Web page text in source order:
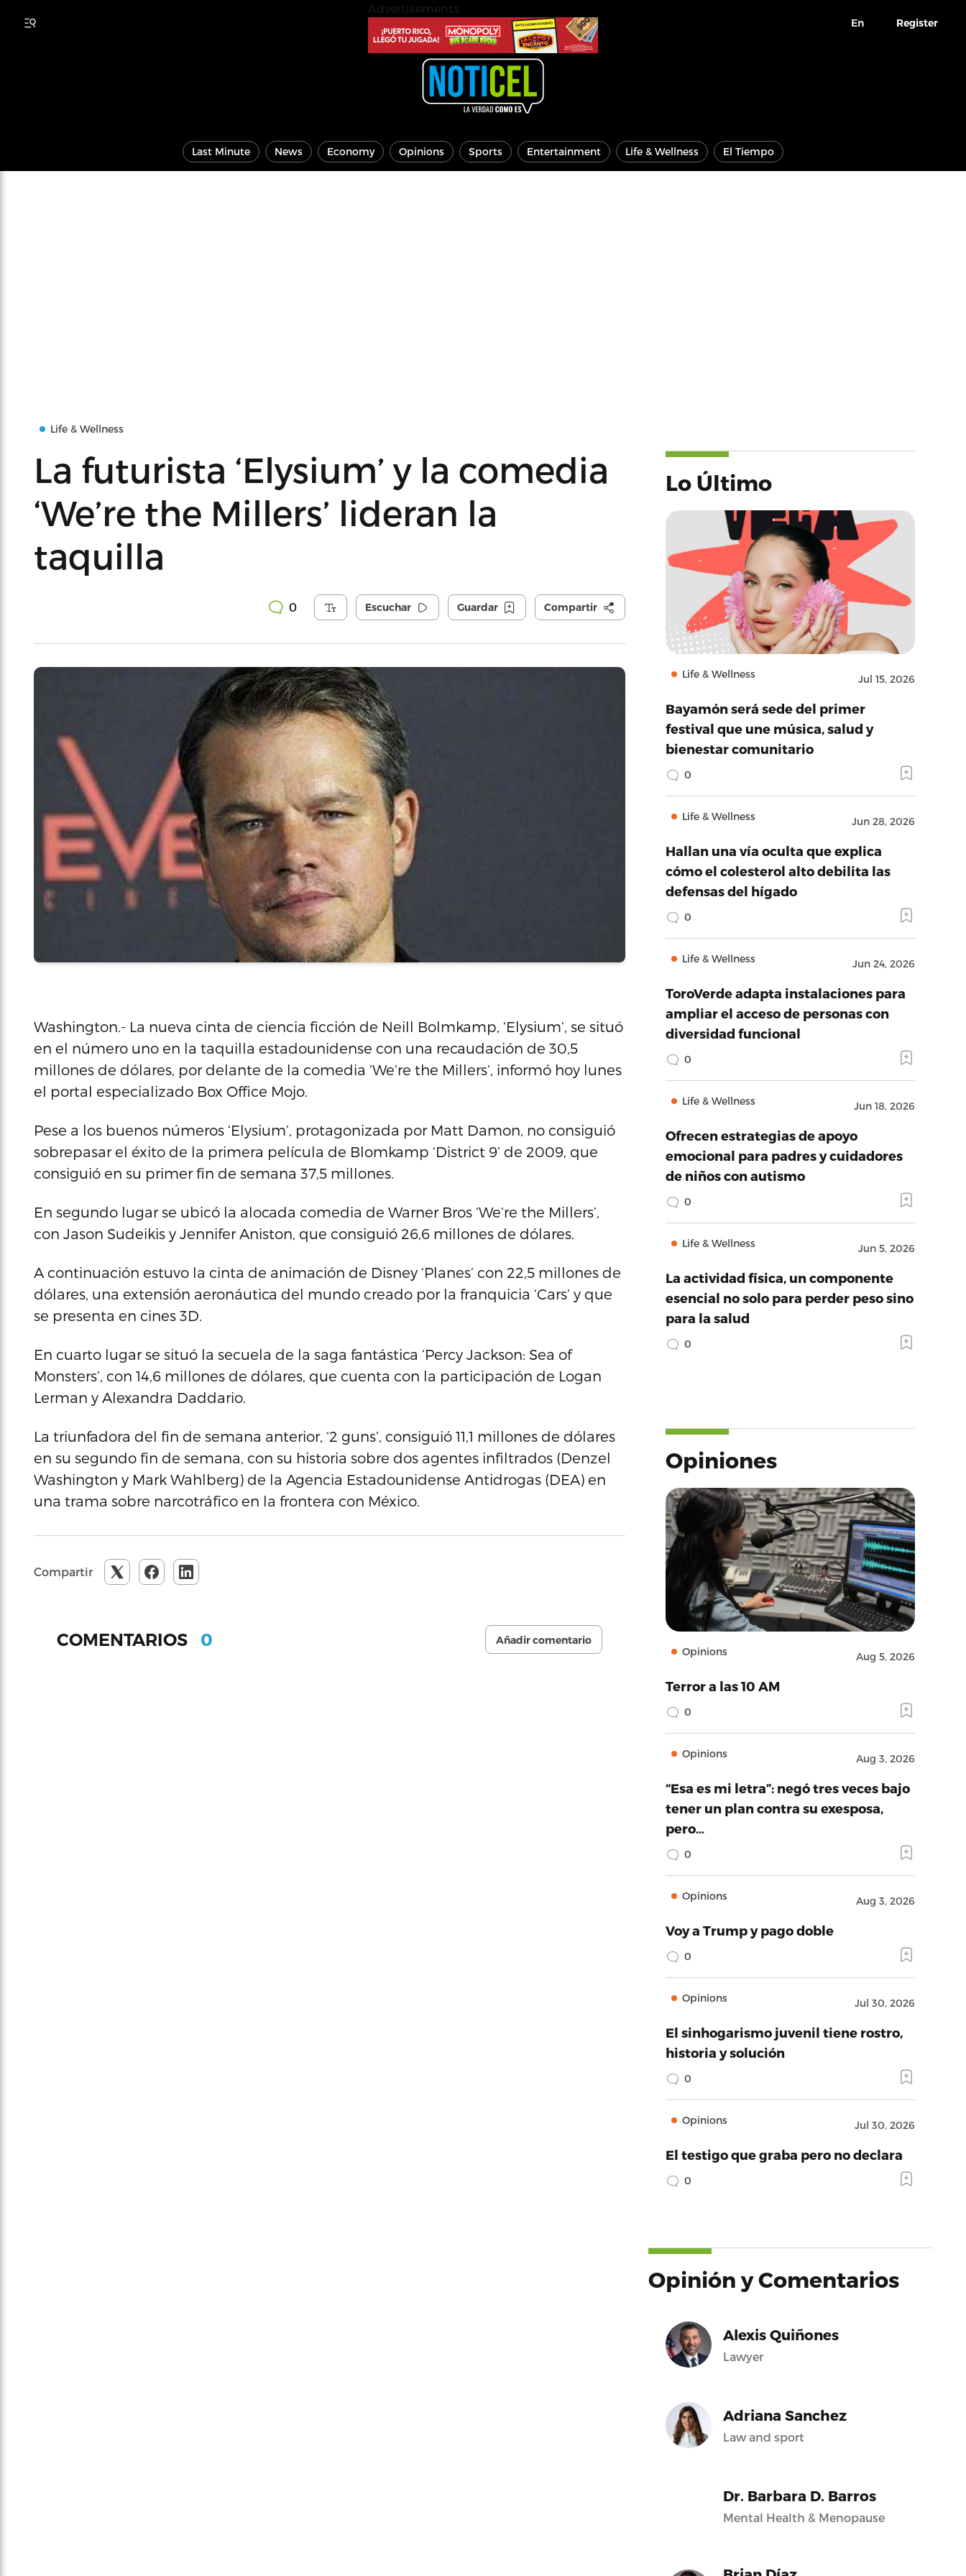
En Register
Last Minute News Economy Opinions Sports Entertainment Life & Wellness El Tiempo
Life & Wellness
La futurista ‘Elysium’ y la comedia
‘We’re the Millers’ lideran la
taquilla
0 Escuchar Guardar Compartir
Washington.- La nueva cinta de ciencia ficción de Neill Bolmkamp, ‘Elysium’, se situó
en el número uno en la taquilla estadounidense con una recaudación de 30,5
millones de dólares, por delante de la comedia ‘We’re the Millers’, informó hoy lunes
el portal especializado Box Office Mojo.
Pese a los buenos números ‘Elysium’, protagonizada por Matt Damon, no consiguió
sobrepasar el éxito de la primera película de Blomkamp ‘District 9’ de 2009, que
consiguió en su primer fin de semana 37,5 millones.
En segundo lugar se ubicó la alocada comedia de Warner Bros ‘We’re the Millers’,
con Jason Sudeikis y Jennifer Aniston, que consiguió 26,6 millones de dólares.
A continuación estuvo la cinta de animación de Disney ‘Planes’ con 22,5 millones de
dólares, una extensión aeronáutica del mundo creado por la franquicia ‘Cars’ y que
se presenta en cines 3D.
En cuarto lugar se situó la secuela de la saga fantástica ‘Percy Jackson: Sea of
Monsters’, con 14,6 millones de dólares, que cuenta con la participación de Logan
Lerman y Alexandra Daddario.
La triunfadora del fin de semana anterior, ‘2 guns’, consiguió 11,1 millones de dólares
en su segundo fin de semana, con su historia sobre dos agentes infiltrados (Denzel
Washington y Mark Wahlberg) de la Agencia Estadounidense Antidrogas (DEA) en
una trama sobre narcotráfico en la frontera con México.
Compartir
COMENTARIOS 0 Añadir comentario
Lo Último
Life & Wellness Jul 15, 2026
Bayamón será sede del primer
festival que une música, salud y
bienestar comunitario
0
Life & Wellness Jun 28, 2026
Hallan una vía oculta que explica
cómo el colesterol alto debilita las
defensas del hígado
0
Life & Wellness Jun 24, 2026
ToroVerde adapta instalaciones para
ampliar el acceso de personas con
diversidad funcional
0
Life & Wellness Jun 18, 2026
Ofrecen estrategias de apoyo
emocional para padres y cuidadores
de niños con autismo
0
Life & Wellness Jun 5, 2026
La actividad física, un componente
esencial no solo para perder peso sino
para la salud
0
Opiniones
Opinions Aug 5, 2026
Terror a las 10 AM
0
Opinions Aug 3, 2026
“Esa es mi letra”: negó tres veces bajo
tener un plan contra su exesposa,
pero…
0
Opinions Aug 3, 2026
Voy a Trump y pago doble
0
Opinions Jul 30, 2026
El sinhogarismo juvenil tiene rostro,
historia y solución
0
Opinions Jul 30, 2026
El testigo que graba pero no declara
0
Opinión y Comentarios
Alexis Quiñones
Lawyer
Adriana Sanchez
Law and sport
Dr. Barbara D. Barros
Mental Health & Menopause